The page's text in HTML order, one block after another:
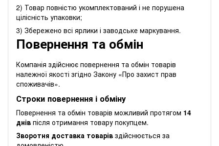
2) Товар повністю укомплектований і не порушена
цілісність упаковки;
3) Збережено всі ярлики і заводське маркування.
Повернення та обмін
Компанія здійснює повернення та обмін товарів
належної якості згідно Закону «Про захист прав
споживачів».
Строки повернення і обміну
Повернення та обмін товарів можливий протягом 14
днів після отримання товару покупцем.
Зворотня доставка товарів здійснюється за